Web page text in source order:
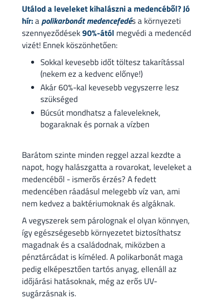
Utálod a leveleket kihalászni a medencéből? Jó
hír:apolikarbonát medencefedés a környezeti
szennyeződések90%-ától megvédi a medencéd
vizét! Ennek köszönhetően:
Sokkal kevesebb időt töltesz takarítással
(nekem ez a kedvenc előnye!)
Akár 60%-kal kevesebb vegyszerre lesz
szükséged
Búcsút mondhatsz a faleveleknek,
bogaraknak és pornak a vízben
Barátom szinte minden reggel azzal kezdte a
napot, hogy halászgatta a rovarokat, leveleket a
medencéből - ismerős érzés? A fedett
medencében ráadásul melegebb víz van, ami
nem kedvez a baktériumoknak és algáknak.
A vegyszerek sem párolognak el olyan könnyen,
így egészségesebb környezetet biztosíthatsz
magadnak és a családodnak, miközben a
pénztárcádat is kíméled. A polikarbonát maga
pedig elképesztően tartós anyag, ellenáll az
időjárási hatásoknak, még az erős UV-
sugárzásnak is.